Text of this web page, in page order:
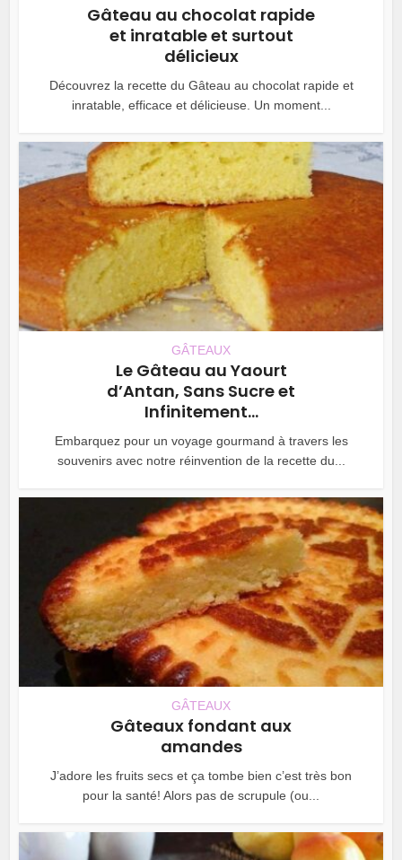
Gâteau au chocolat rapide
et inratable et surtout
délicieux
Découvrez la recette du Gâteau au chocolat rapide et
inratable, efficace et délicieuse. Un moment...
GÂTEAUX
Le Gâteau au Yaourt
d’Antan, Sans Sucre et
Infinitement...
Embarquez pour un voyage gourmand à travers les
souvenirs avec notre réinvention de la recette du...
GÂTEAUX
Gâteaux fondant aux
amandes
J’adore les fruits secs et ça tombe bien c’est très bon
pour la santé! Alors pas de scrupule (ou...